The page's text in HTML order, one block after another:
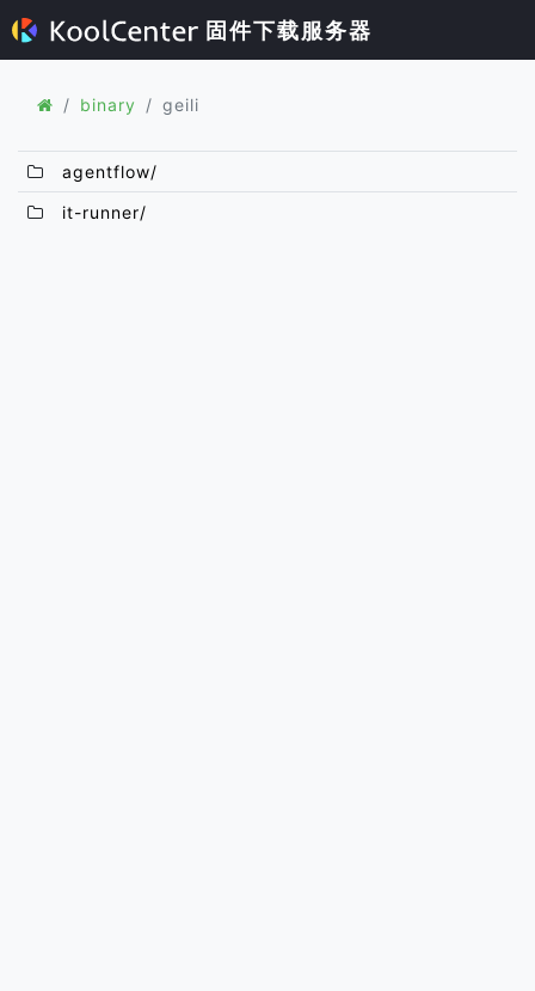
固件下载服务器
binary geili
agentflow/
it-runner/